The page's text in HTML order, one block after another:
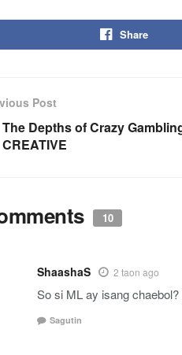
Share
Post
The Depths of Crazy
CREATIVE
10
ShaashaS 2 taon ago
So si ML ay isang
Sagutin